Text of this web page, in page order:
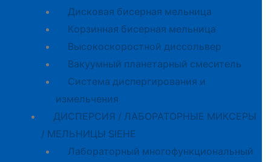
Дисковая бисерная мельница
Корзинная бисерная мельница
Высокоскоростной диссольвер
Вакуумный планетарный смеситель
Система диспергирования и
измельчения
ДИСПЕРСИЯ / ЛАБОРАТОРНЫЕ МИКСЕРЫ
/ МЕЛЬНИЦЫ SIEHE
Лабораторный многофункциональный